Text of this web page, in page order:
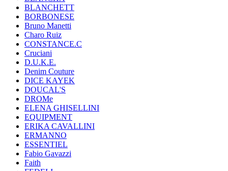
BLANCHETT
BORBONESE
Bruno Manetti
Charo Ruiz
CONSTANCE.C
Cruciani
D.U.K.E.
Denim Couture
DICE KAYEK
DOUCAL'S
DROMe
ELENA GHISELLINI
EQUIPMENT
ERIKA CAVALLINI
ERMANNO
ESSENTIEL
Fabio Gavazzi
Faith